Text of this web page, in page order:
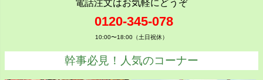
電話注文はお気軽にどうぞ
0120-345-078
10:00〜18:00（土日祝休）
幹事必見！人気のコーナー